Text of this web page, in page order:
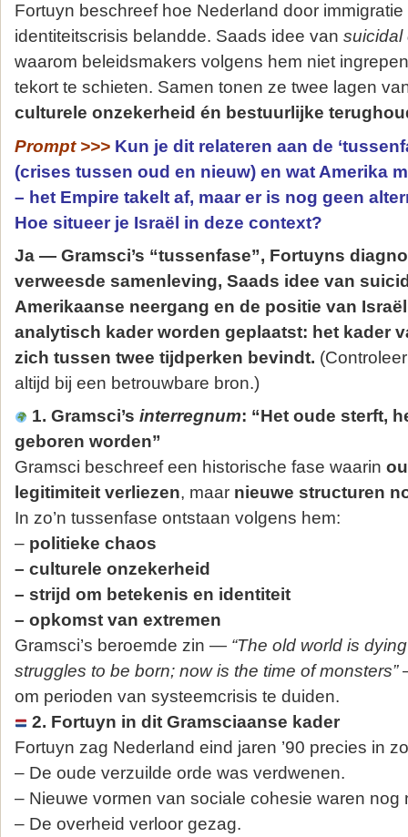
Fortuyn beschreef hoe Nederland door
identiteitscrisis belandde. Saads idee van suicidal
waarom beleidsmakers volgens hem niet
tekort te schieten. Samen tonen ze twee lagen
culturele onzekerheid én bestuurlijke
Prompt >>> Kun je dit relateren aan de
(crises tussen oud en nieuw) en wat Amerika
– het Empire takelt af, maar er is nog geen
Hoe situeer je Israël in deze context?
Ja — Gramsci’s “tussenfase”, Fortuyns
verweesde samenleving, Saads idee van
Amerikaanse neergang en de positie van
analytisch kader worden geplaatst: het kader
zich tussen twee tijdperken bevindt.
altijd bij een betrouwbare bron.)
1. Gramsci’s interregnum: “Het oude sterft,
geboren worden”
Gramsci beschreef een historische fase waarin
legitimiteit verliezen, maar nieuwe structuren
In zo’n tussenfase ontstaan volgens hem:
– politieke chaos
– culturele onzekerheid
– strijd om betekenis en identiteit
– opkomst van extremen
Gramsci’s beroemde zin — “The old world is
struggles to be born; now is the time of monsters”
om perioden van systeemcrisis te duiden.
2. Fortuyn in dit Gramsciaanse kader
Fortuyn zag Nederland eind jaren ’90 precies in
– De oude verzuilde orde was verdwenen.
– Nieuwe vormen van sociale cohesie waren nog
– De overheid verloor gezag.